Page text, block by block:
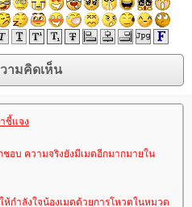
ชี้แจง
ชอบ ความจริงยังมีเมดอีกมากมายใน
กำลังใจน้องเมดด้วยการโหวตในหมวด